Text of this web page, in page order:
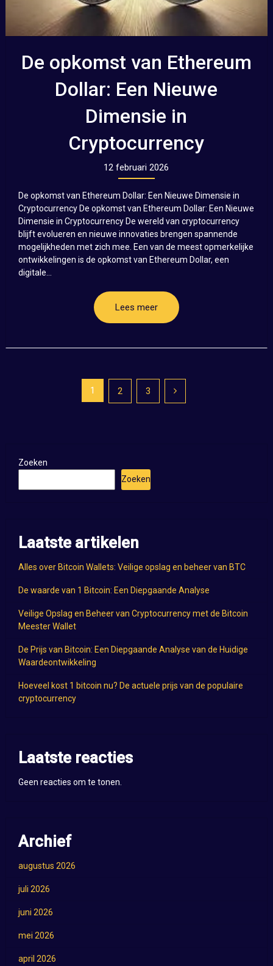
De opkomst van Ethereum
Dollar: Een Nieuwe
Dimensie in
Cryptocurrency
12 februari 2026
De opkomst van Ethereum Dollar: Een Nieuwe Dimensie in
Cryptocurrency De opkomst van Ethereum Dollar: Een Nieuwe
Dimensie in Cryptocurrency De wereld van cryptocurrency
blijft evolueren en nieuwe innovaties brengen spannende
mogelijkheden met zich mee. Een van de meest opmerkelijke
ontwikkelingen is de opkomst van Ethereum Dollar, een
digitale...
Lees meer
1 2 3
Zoeken
Zoeken
Laatste artikelen
Alles over Bitcoin Wallets: Veilige opslag en beheer van BTC
De waarde van 1 Bitcoin: Een Diepgaande Analyse
Veilige Opslag en Beheer van Cryptocurrency met de Bitcoin
Meester Wallet
De Prijs van Bitcoin: Een Diepgaande Analyse van de Huidige
Waardeontwikkeling
Hoeveel kost 1 bitcoin nu? De actuele prijs van de populaire
cryptocurrency
Laatste reacties
Geen reacties om te tonen.
Archief
augustus 2026
juli 2026
juni 2026
mei 2026
april 2026